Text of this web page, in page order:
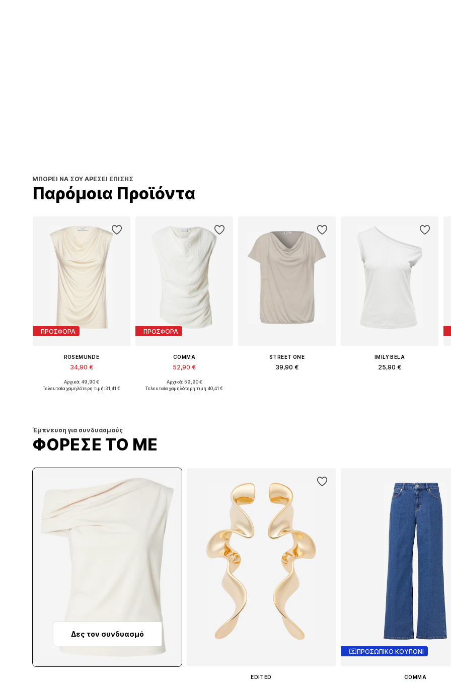
ΜΠΟΡΕΊ ΝΑ ΣΟΥ ΑΡΈΣΕΙ ΕΠΊΣΗΣ
Παρόμοια Προϊόντα
ΠΡΟΣΦΟΡΑ
ROSEMUNDE
34,90 €
Αρχικά: 49,90 €
Τελευταία χαμηλότερη τιμή:31,41 €
ΠΡΟΣΦΟΡΑ
COMMA
52,90 €
Διαθέσιμα μεγέθη: XS, S, M, L, XL
Αρχικά: 59,90 €
Τελευταία χαμηλότερη τιμή:40,41 €
STREET ONE
39,90 €
IMILY BELA
25,90 €
Έμπνευση για συνδυασμούς
ΦΟΡΕΣΕ ΤΟ ΜΕ
Δες τον συνδυασμό
EDITED
ΠΡΟΣΩΠΙΚΟ ΚΟΥΠΟΝΙ
COMMA